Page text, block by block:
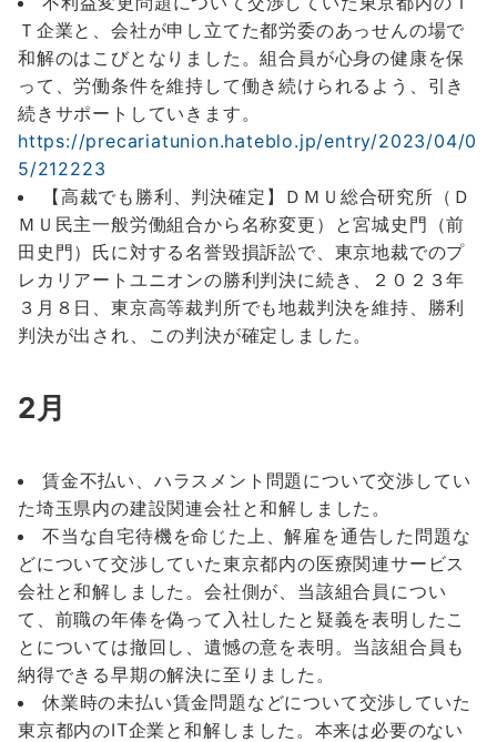
Ｔ企業と、会社が申し立てた都労委のあっせんの場で
和解のはこびとなりました。組合員が心身の健康を保
って、労働条件を維持して働き続けられるよう、引き
続きサポートしていきます。
https://precariatunion.hateblo.jp/entry/2023/04/0
5/212223
【高裁でも勝利、判決確定】ＤＭＵ総合研究所（Ｄ
ＭＵ民主一般労働組合から名称変更）と宮城史門（前
田史門）氏に対する名誉毀損訴訟で、東京地裁でのプ
レカリアートユニオンの勝利判決に続き、２０２３年
３月８日、東京高等裁判所でも地裁判決を維持、勝利
判決が出され、この判決が確定しました。
2月
賃金不払い、ハラスメント問題について交渉してい
た埼玉県内の建設関連会社と和解しました。
不当な自宅待機を命じた上、解雇を通告した問題な
どについて交渉していた東京都内の医療関連サービス
会社と和解しました。会社側が、当該組合員につい
て、前職の年俸を偽って入社したと疑義を表明したこ
とについては撤回し、遺憾の意を表明。当該組合員も
納得できる早期の解決に至りました。
休業時の未払い賃金問題などについて交渉していた
東京都内のIT企業と和解しました。本来は必要のない